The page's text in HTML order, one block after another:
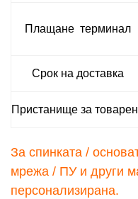
Плащане терминал
Срок на доставка
Пристанище за
За спинката /
мрежа / ПУ и други
персонализирана.